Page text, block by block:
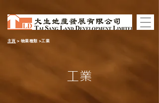
主頁 >物業種類 >工業
工業